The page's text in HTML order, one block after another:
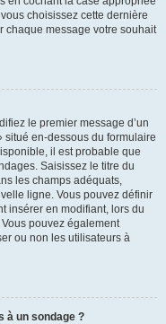
choisissez cette dernière
chaque message votre souhait
le premier message d’un
situé en-dessous du formulaire
il est probable que
Saisissez le titre du
les champs adéquats,
ligne. Vous pouvez définir
insérer en modifiant, lors du
pouvez également
ou non les utilisateurs à
à un sondage ?